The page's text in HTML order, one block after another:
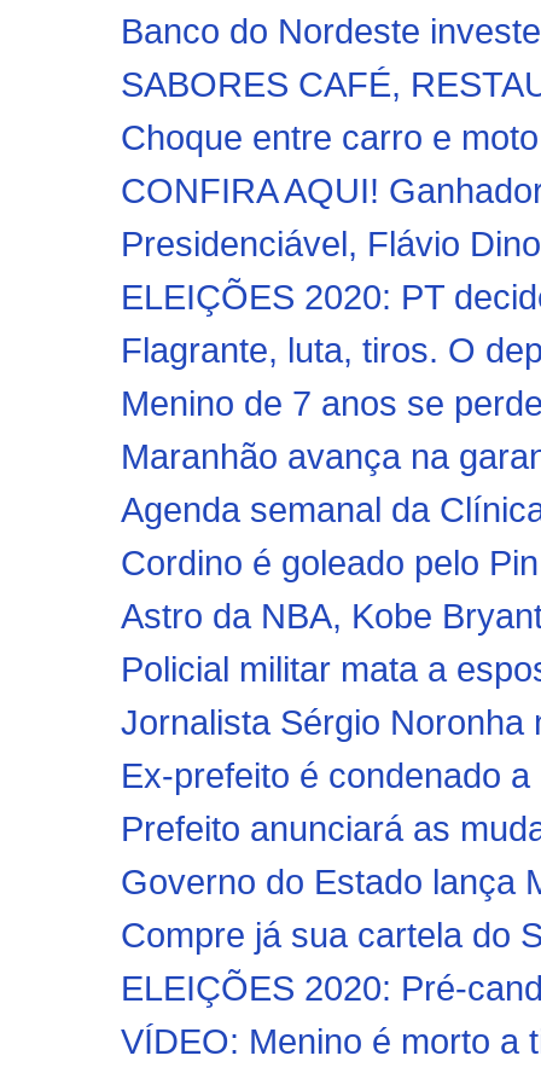
Banco do Nordeste
SABORES CAFÉ,
Choque entre carro e
CONFIRA AQUI!
Presidenciável, Flávio
ELEIÇÕES 2020: PT
Flagrante, luta, tiros. O
Menino de 7 anos se
Maranhão avança na
Agenda semanal da
Cordino é goleado pelo
Astro da NBA, Kobe
Policial militar mata a
Jornalista Sérgio
Ex-prefeito é condenado
Prefeito anunciará as
Governo do Estado lança
Compre já sua cartela do
ELEIÇÕES 2020: Pré-
VÍDEO: Menino é morto a